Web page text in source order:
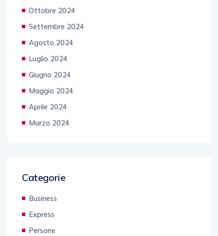
Ottobre 2024
Settembre 2024
Agosto 2024
Luglio 2024
Giugno 2024
Maggio 2024
Aprile 2024
Marzo 2024
Categorie
Business
Express
Persone